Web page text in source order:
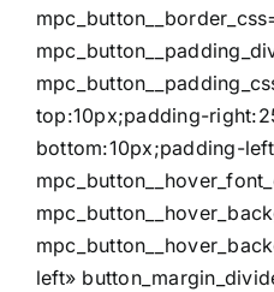
top:10px;padding-
bottom:10px;padding-
left»